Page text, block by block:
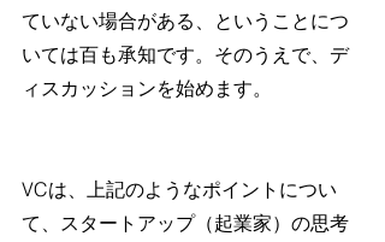
ていない場合がある、ということにつ
いては百も承知です。そのうえで、デ
ィスカッションを始めます。
VCは、上記のようなポイントについ
て、スタートアップ（起業家）の思考